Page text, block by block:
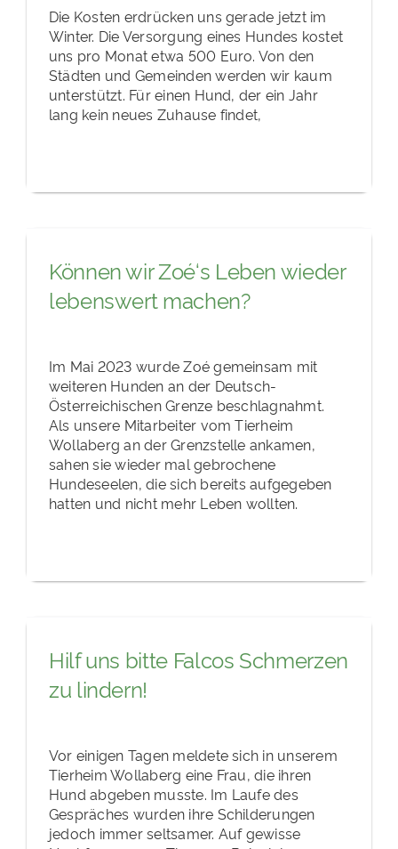
Die Kosten erdrücken uns gerade jetzt im
Winter. Die Versorgung eines Hundes kostet
uns pro Monat etwa 500 Euro. Von den
Städten und Gemeinden werden wir kaum
unterstützt. Für einen Hund, der ein Jahr
lang kein neues Zuhause findet,
Können wir Zoé‘s Leben wieder
lebenswert machen?
Im Mai 2023 wurde Zoé gemeinsam mit
weiteren Hunden an der Deutsch-
Österreichischen Grenze beschlagnahmt.
Als unsere Mitarbeiter vom Tierheim
Wollaberg an der Grenzstelle ankamen,
sahen sie wieder mal gebrochene
Hundeseelen, die sich bereits aufgegeben
hatten und nicht mehr Leben wollten.
Hilf uns bitte Falcos Schmerzen
zu lindern!
Vor einigen Tagen meldete sich in unserem
Tierheim Wollaberg eine Frau, die ihren
Hund abgeben musste. Im Laufe des
Gespräches wurden ihre Schilderungen
jedoch immer seltsamer. Auf gewisse